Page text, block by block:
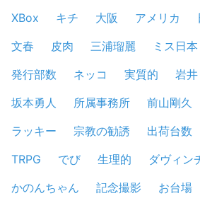
XBox
キチ 大阪 アメリカ
文春
皮肉 三浦瑠麗 ミス日本
発行部数
ネッコ 実質的 岩井
坂本勇人
所属事務所 前山剛久
ラッキー
宗教の勧誘 出荷台数
TRPG
でび 生理的 ダヴィン
かのんちゃん
記念撮影 お台場